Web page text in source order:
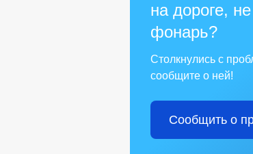
на дороге, не
фонарь?
Столкнулись с
сообщите о ней!
Сообщить о